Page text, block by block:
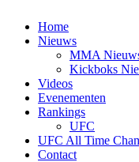
Home
Nieuws
MMA
Kickboks
Videos
Evenementen
Rankings
UFC
UFC All Time
Contact